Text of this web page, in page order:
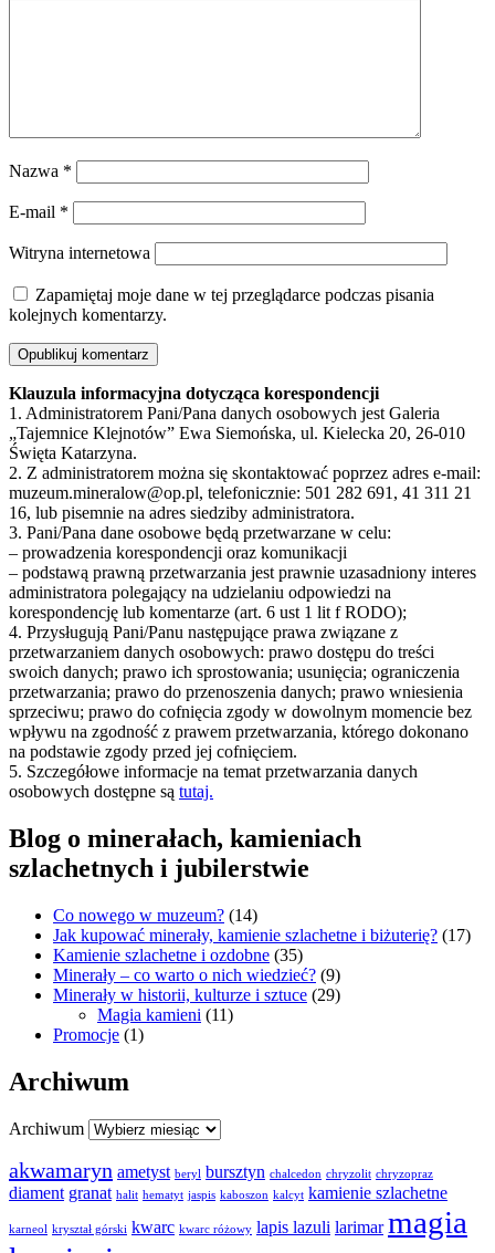
Nazwa *
E-mail *
Witryna internetowa
Zapamiętaj moje dane w tej przeglądarce podczas pisania
kolejnych komentarzy.
Klauzula informacyjna dotycząca korespondencji
1. Administratorem Pani/Pana danych osobowych jest Galeria
„Tajemnice Klejnotów” Ewa Siemońska, ul. Kielecka 20, 26-010
Święta Katarzyna.
2. Z administratorem można się skontaktować poprzez adres e-mail:
muzeum.mineralow@op.pl, telefonicznie: 501 282 691, 41 311 21
16, lub pisemnie na adres siedziby administratora.
3. Pani/Pana dane osobowe będą przetwarzane w celu:
– prowadzenia korespondencji oraz komunikacji
– podstawą prawną przetwarzania jest prawnie uzasadniony interes
administratora polegający na udzielaniu odpowiedzi na
korespondencję lub komentarze (art. 6 ust 1 lit f RODO);
4. Przysługują Pani/Panu następujące prawa związane z
przetwarzaniem danych osobowych: prawo dostępu do treści
swoich danych; prawo ich sprostowania; usunięcia; ograniczenia
przetwarzania; prawo do przenoszenia danych; prawo wniesienia
sprzeciwu; prawo do cofnięcia zgody w dowolnym momencie bez
wpływu na zgodność z prawem przetwarzania, którego dokonano
na podstawie zgody przed jej cofnięciem.
5. Szczegółowe informacje na temat przetwarzania danych
osobowych dostępne są tutaj.
Blog o minerałach, kamieniach
szlachetnych i jubilerstwie
Co nowego w muzeum? (14)
Jak kupować minerały, kamienie szlachetne i biżuterię? (17)
Kamienie szlachetne i ozdobne (35)
Minerały – co warto o nich wiedzieć? (9)
Minerały w historii, kulturze i sztuce (29)
Magia kamieni (11)
Promocje (1)
Archiwum
Archiwum
akwamaryn ametyst beryl bursztyn chalcedon chryzolit chryzopraz
diament granat halit hematyt jaspis kaboszon kalcyt kamienie szlachetne
karneol kryształ górski kwarc kwarc różowy lapis lazuli larimar magia